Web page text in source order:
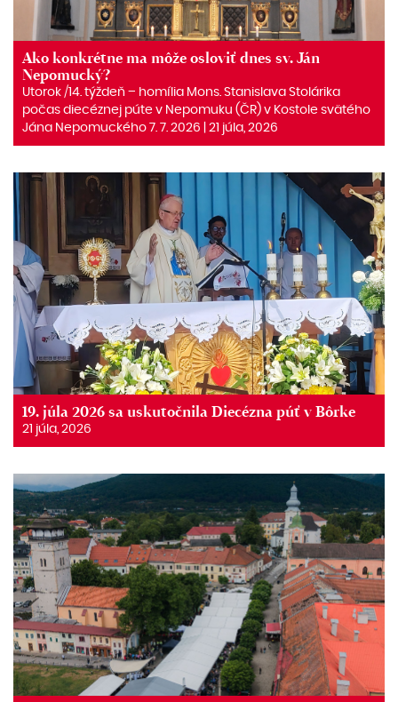
Ako konkrétne ma môže osloviť dnes sv. Ján
Nepomucký?
Utorok /14. týždeň – homília Mons. Stanislava Stolárika
počas diecéznej púte v Nepomuku (ČR) v Kostole svätého
Jána Nepomuckého 7. 7. 2026 | 21 júla, 2026
19. júla 2026 sa uskutočnila Diecézna púť v Bôrke
21 júla, 2026